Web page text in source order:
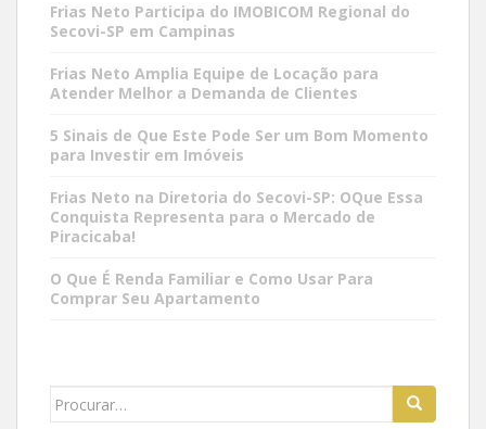
Frias Neto Participa do IMOBICOM Regional do
Secovi-SP em Campinas
Frias Neto Amplia Equipe de Locação para
Atender Melhor a Demanda de Clientes
5 Sinais de Que Este Pode Ser um Bom Momento
para Investir em Imóveis
Frias Neto na Diretoria do Secovi-SP: OQue Essa
Conquista Representa para o Mercado de
Piracicaba!
O Que É Renda Familiar e Como Usar Para
Comprar Seu Apartamento
Search